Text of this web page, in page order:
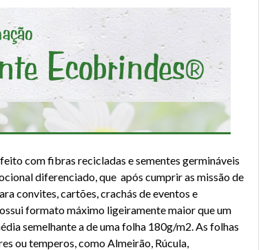
com fibras recicladas e sementes germináveis
diferenciado, que após cumprir as missão de
convites, cartões, crachás de eventos e
formato máximo ligeiramente maior que um
semelhante a de uma folha 180g/m2. As folhas
ou temperos, como Almeirão, Rúcula,